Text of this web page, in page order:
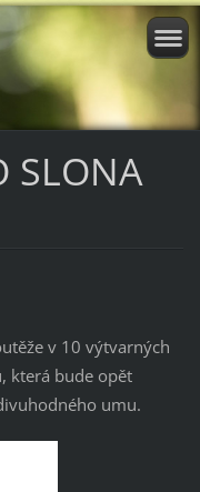
SLONA
v 10 výtvarných
která bude opět
umu.